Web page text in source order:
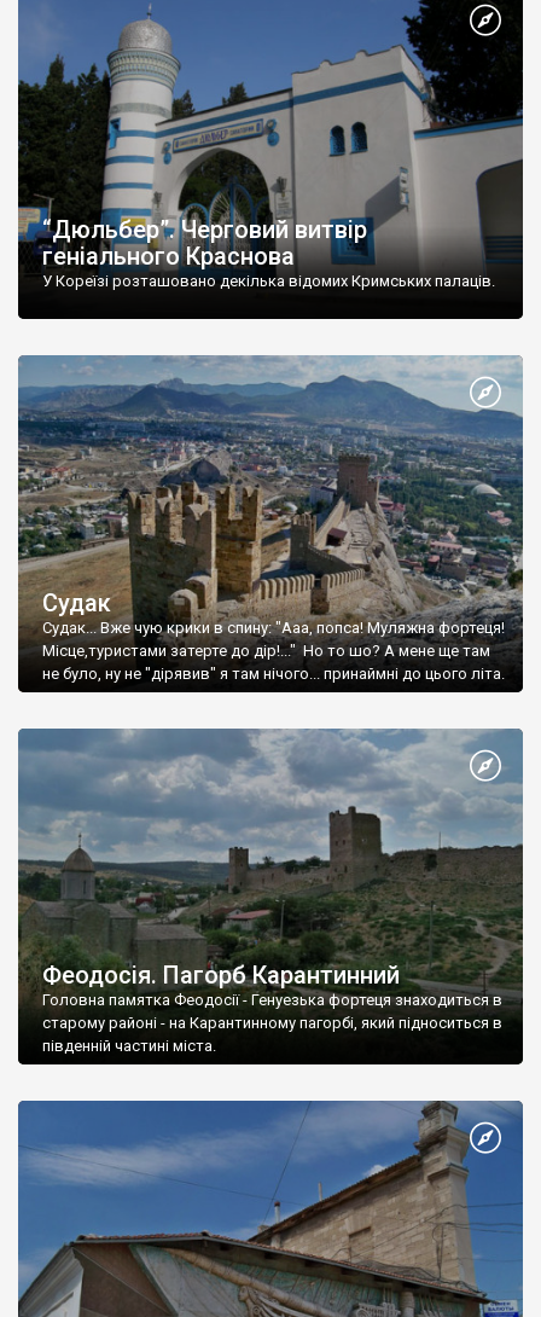
“Дюльбер”. Черговий витвір
геніального Краснова
У Кореїзі розташовано декілька відомих Кримських палаців.
Судак
Судак... Вже чую крики в спину: "Ааа, попса! Муляжна фортеця!
Місце,туристами затерте до дір!..." Но то шо? А мене ще там
не було, ну не "дірявив" я там нічого... принаймні до цього літа.
Феодосія. Пагорб Карантинний
Головна памятка Феодосії - Генуезька фортеця знаходиться в
старому районі - на Карантинному пагорбі, який підноситься в
південній частині міста.